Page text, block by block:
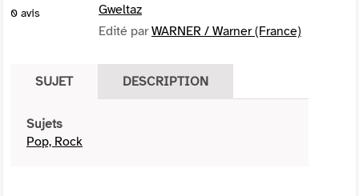
0 avis
Gweltaz
Edité parWARNER / Warner (France)
SUJET DESCRIPTION
Sujets
Pop, Rock